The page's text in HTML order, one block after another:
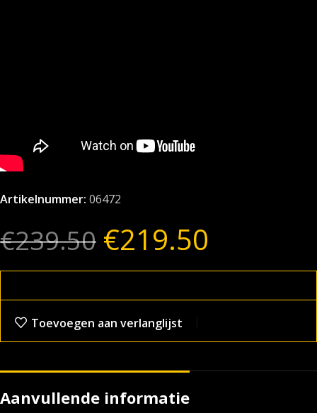
Artikelnummer: 06472
€239.50 €219.50
Toevoegen aan verlanglijst
Aanvullende informatie